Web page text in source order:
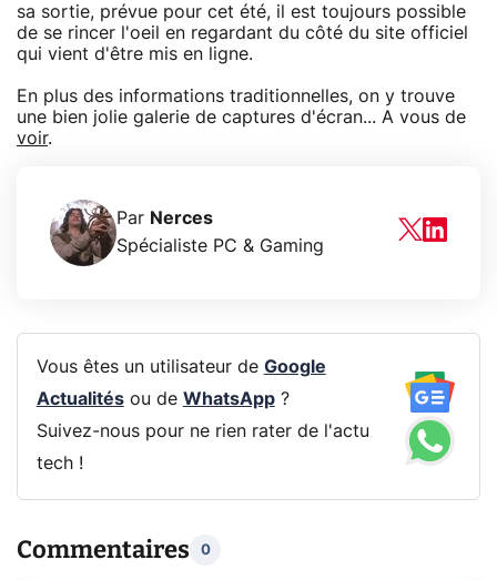
sa sortie, prévue pour cet été, il est toujours possible
de se rincer l'oeil en regardant du côté du site officiel
qui vient d'être mis en ligne.
En plus des informations traditionnelles, on y trouve
une bien jolie galerie de captures d'écran... A vous de
voir.
Par Nerces
Spécialiste PC & Gaming
Vous êtes un utilisateur de Google
Actualitésou de WhatsApp?
Suivez-nous pour ne rien rater de l'actu
tech !
Commentaires 0